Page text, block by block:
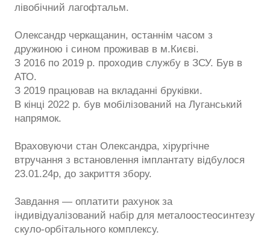
лівобічний лагофтальм.
Олександр черкащанин, останнім часом з
дружиною і сином проживав в м.Києві.
З 2016 по 2019 р. проходив службу в ЗСУ. Був в
АТО.
З 2019 працював на вкладанні бруківки.
В кінці 2022 р. був мобілізований на Луганський
напрямок.
Враховуючи стан Олександра, хірургічне
втручання з встановлення імплантату відбулося
23.01.24р, до закриття збору.
Завдання — оплатити рахунок за
індивідуалізований набір для металоостеосинтезу
скуло-орбітального комплексу.